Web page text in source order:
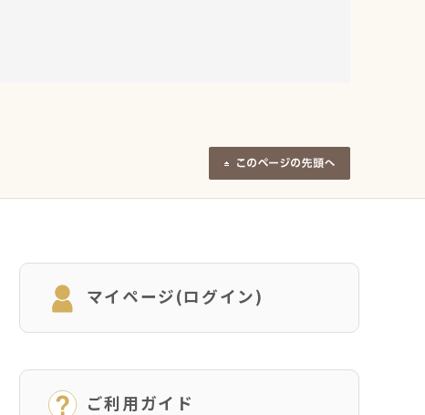
マイページ(ログイン)
ご利用ガイド